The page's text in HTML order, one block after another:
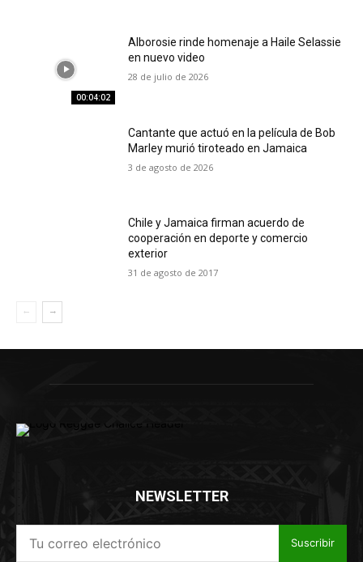
00:04:02
Alborosie rinde homenaje a Haile Selassie
en nuevo video
28 de julio de 2026
Cantante que actuó en la película de Bob
Marley murió tiroteado en Jamaica
3 de agosto de 2026
Chile y Jamaica firman acuerdo de
cooperación en deporte y comercio
exterior
31 de agosto de 2017
NEWSLETTER
Suscribir